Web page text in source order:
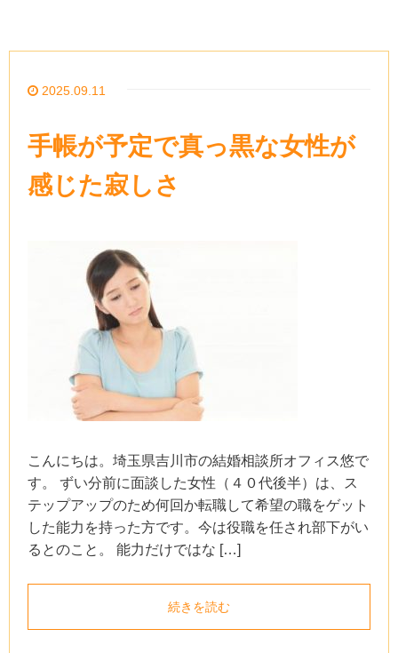
2025.09.11
手帳が予定で真っ黒な女性が
感じた寂しさ
こんにちは。埼玉県吉川市の結婚相談所オフィス悠で
す。 ずい分前に面談した女性（４０代後半）は、ス
テップアップのため何回か転職して希望の職をゲット
した能力を持った方です。今は役職を任され部下がい
るとのこと。 能力だけではな […]
続きを読む